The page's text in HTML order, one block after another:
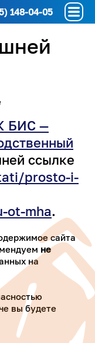
148-04-05
БИС —
ссылке
prosto-i-
ot-mha.
сайта
не
на
вы будете